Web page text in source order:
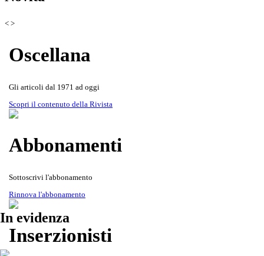
della Rivista
< >
Oscellana
Gli articoli dal 1971 ad oggi
Scopri il contenuto della Rivista
Abbonamenti
Sottoscrivi l'abbonamento
Rinnova l'abbonamento
Inserzionisti
In evidenza